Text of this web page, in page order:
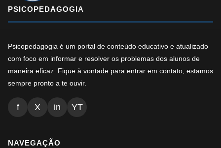
PSICOPEDAGOGIA
Psicopedagogia é um portal de conteúdo educativo e atualizado
com foco em informar e resolver os problemas dos alunos de
maneira eficaz. Fique à vontade para entrar em contato, estamos
sempre pronto a te ouvir.
f X in YT
NAVEGAÇÃO